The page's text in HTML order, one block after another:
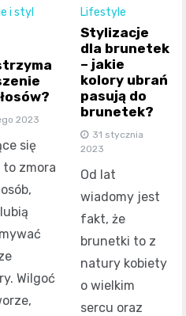
i styl
2023
się
to zmora
Wilgoć
Lifestyle
Stylizacje
dla brunetek
– jakie
kolory ubrań
pasują do
brunetek?
31 stycznia
2023
Od lat
wiadomy jest
fakt, że
brunetki to z
natury kobiety
o wielkim
sercu oraz